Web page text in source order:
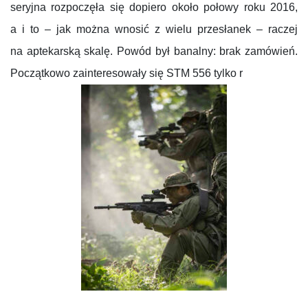
seryjna rozpoczęła się dopiero około połowy roku 2016,
a i to – jak można wnosić z wielu przesłanek – raczej
na aptekarską skalę. Powód był banalny: brak zamówień.
Początkowo zainteresowały się STM 556 tylko r